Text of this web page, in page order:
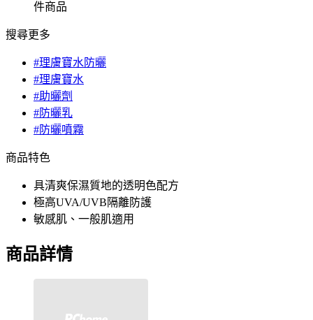
件商品
搜尋更多
#理膚寶水防曬
#理膚寶水
#助曬劑
#防曬乳
#防曬噴霧
商品特色
具清爽保濕質地的透明色配方
極高UVA/UVB隔離防護
敏感肌、一般肌適用
商品詳情